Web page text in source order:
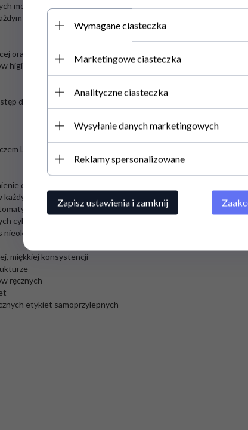
możemy wybrać pożądana i optymalna konfiguracje
cyklu.
oraz komora próżniowa ze stali nierdzewnej o zaokrąglonych
higienicznych
do wszystkich czesci w celu przeprowadzenia konserwacji,
LCD
do każdego rodzaju produktu spożywczego
cyklu
kalibracji próżni
cykli próżniowych
miękkiej konsystencji
ręcznych
etykiet samoprzylepnych
Wymagane ciasteczka
Marketingowe ciasteczka
Analityczne ciasteczka
Wysyłanie danych marketingowych
Reklamy spersonalizowane
Zapisz ustawienia i zamknij